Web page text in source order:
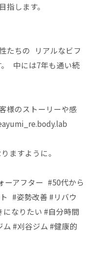
します。
たちの リアルなビフ
中には7年も通い続
様のストーリーや感
ますように。
ーアフター #50代から
#姿勢改善 #リバウ
なりたい #自分時間
#刈谷ジム #健康的